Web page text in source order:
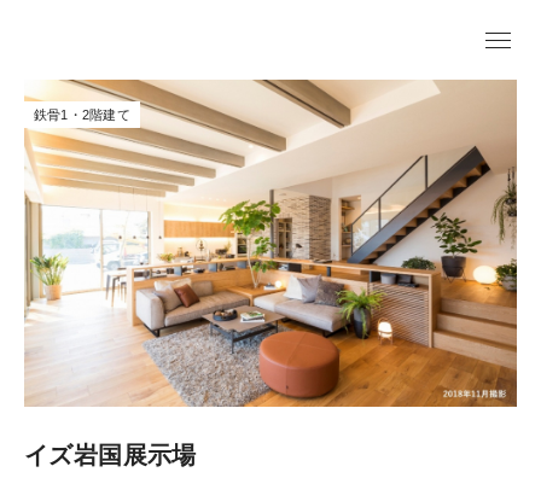
鉄骨1・2階建て
イズ岩国展示場